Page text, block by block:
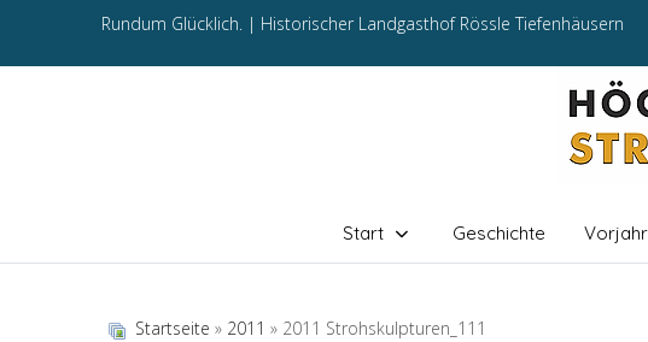
Rundum Glücklich. | Historischer Landgasthof Rössle Tiefenhäusern
Start Geschichte
Startseite » 2011 » 2011 Strohskulpturen_111